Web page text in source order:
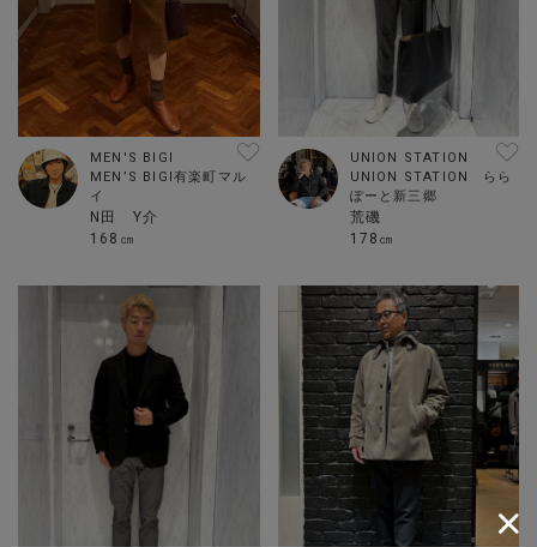
MEN'S BIGI
MEN’S BIGI有楽町マル
イ
N田 Y介
168㎝
UNION STATION
UNION STATION らら
ぽーと新三郷
荒磯
178㎝